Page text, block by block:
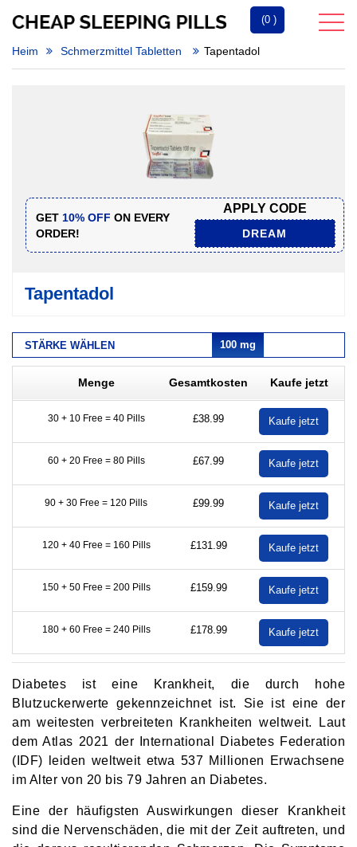
(0 )
Heim Schmerzmittel Tabletten Tapentadol
GET 10% OFF ON EVERY
ORDER!
APPLY CODE
DREAM
Tapentadol
STÄRKE WÄHLEN 100 mg
Menge Gesamtkosten Kaufe jetzt
30 + 10 Free = 40 Pills £38.99 Kaufe jetzt
60 + 20 Free = 80 Pills £67.99 Kaufe jetzt
90 + 30 Free = 120 Pills £99.99 Kaufe jetzt
120 + 40 Free = 160 Pills £131.99 Kaufe jetzt
150 + 50 Free = 200 Pills £159.99 Kaufe jetzt
180 + 60 Free = 240 Pills £178.99 Kaufe jetzt
Diabetes ist eine Krankheit, die durch hohe
Blutzuckerwerte gekennzeichnet ist. Sie ist eine der
am weitesten verbreiteten Krankheiten weltweit. Laut
dem Atlas 2021 der International Diabetes Federation
(IDF) leiden weltweit etwa 537 Millionen Erwachsene
im Alter von 20 bis 79 Jahren an Diabetes.
Eine der häufigsten Auswirkungen dieser Krankheit
sind die Nervenschäden, die mit der Zeit auftreten, und